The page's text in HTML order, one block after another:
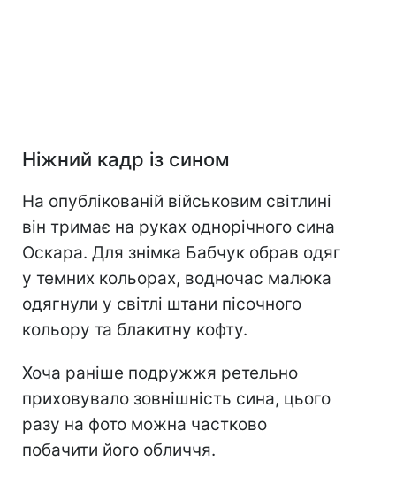
Ніжний кадр із сином
На опублікованій військовим світлині
він тримає на руках однорічного сина
Оскара. Для знімка Бабчук обрав одяг
у темних кольорах, водночас малюка
одягнули у світлі штани пісочного
кольору та блакитну кофту.
Хоча раніше подружжя ретельно
приховувало зовнішність сина, цього
разу на фото можна частково
побачити його обличчя.